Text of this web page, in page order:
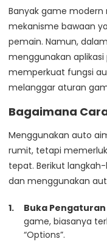
Banyak game
mekanisme bawaan
pemain. Namun,
menggunakan
memperkuat fungsi
melanggar aturan
Bagaimana
Menggunakan auto
rumit, tetapi
tepat. Berikut
dan menggunakan
Buka
game, biasanya
“Options”.